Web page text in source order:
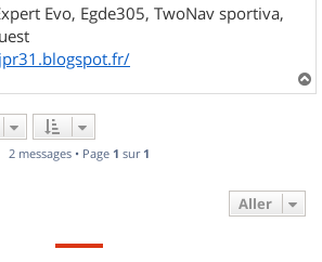
Evo, Egde305, TwoNav sportiva,
a
2 messages • Page 1 sur 1
Aller